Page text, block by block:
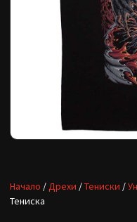
Начало /Дрехи /Тениски /
Тениска